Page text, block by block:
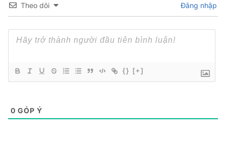
Theo dõi Đăng nhập
{} [+]
0 GÓP Ý